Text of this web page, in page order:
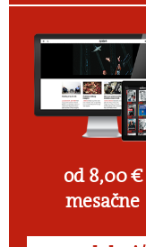
od 8,00 €
mesačne